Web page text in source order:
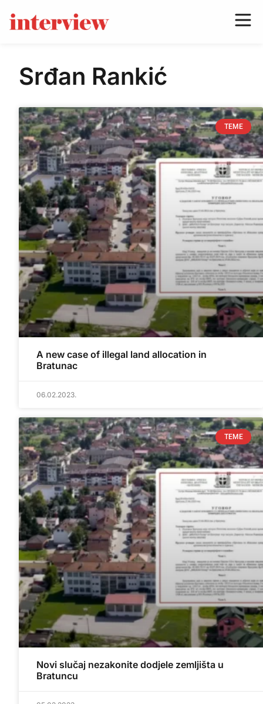
Srđan Rankić
TEME
A new case of illegal land allocation in
Bratunac
06.02.2023.
TEME
Novi slučaj nezakonite dodjele zemljišta u
Bratuncu